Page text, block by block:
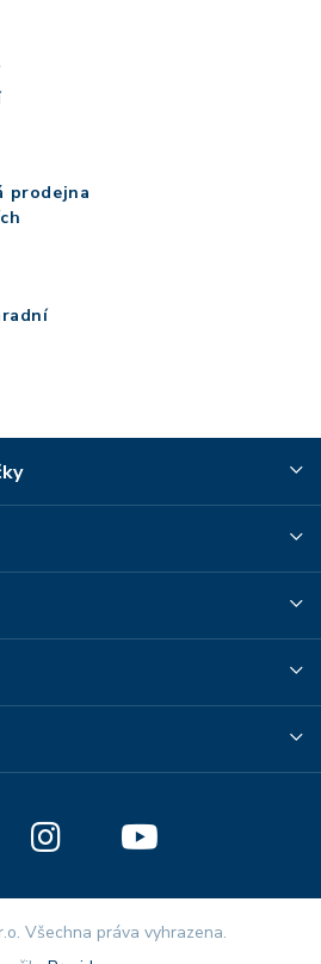
prodejna
Všechna práva vyhrazena.